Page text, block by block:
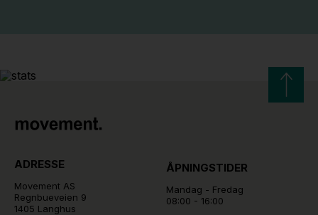
ADRESSE
Movement AS
Regnbueveien 9
1405 Langhus
ÅPNINGSTIDER
Mandag - Fredag
08:00 - 16:00